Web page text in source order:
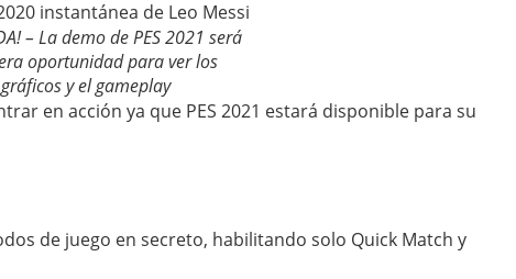
– La demo de PES 2021 será
oportunidad para ver los
y el gameplay
en acción ya que PES 2021 estará disponible para su
de juego en secreto, habilitando solo Quick Match y